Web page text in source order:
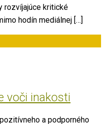
rozvíjajúce kritické
hodín mediálnej […]
voči inakosti
a podporného